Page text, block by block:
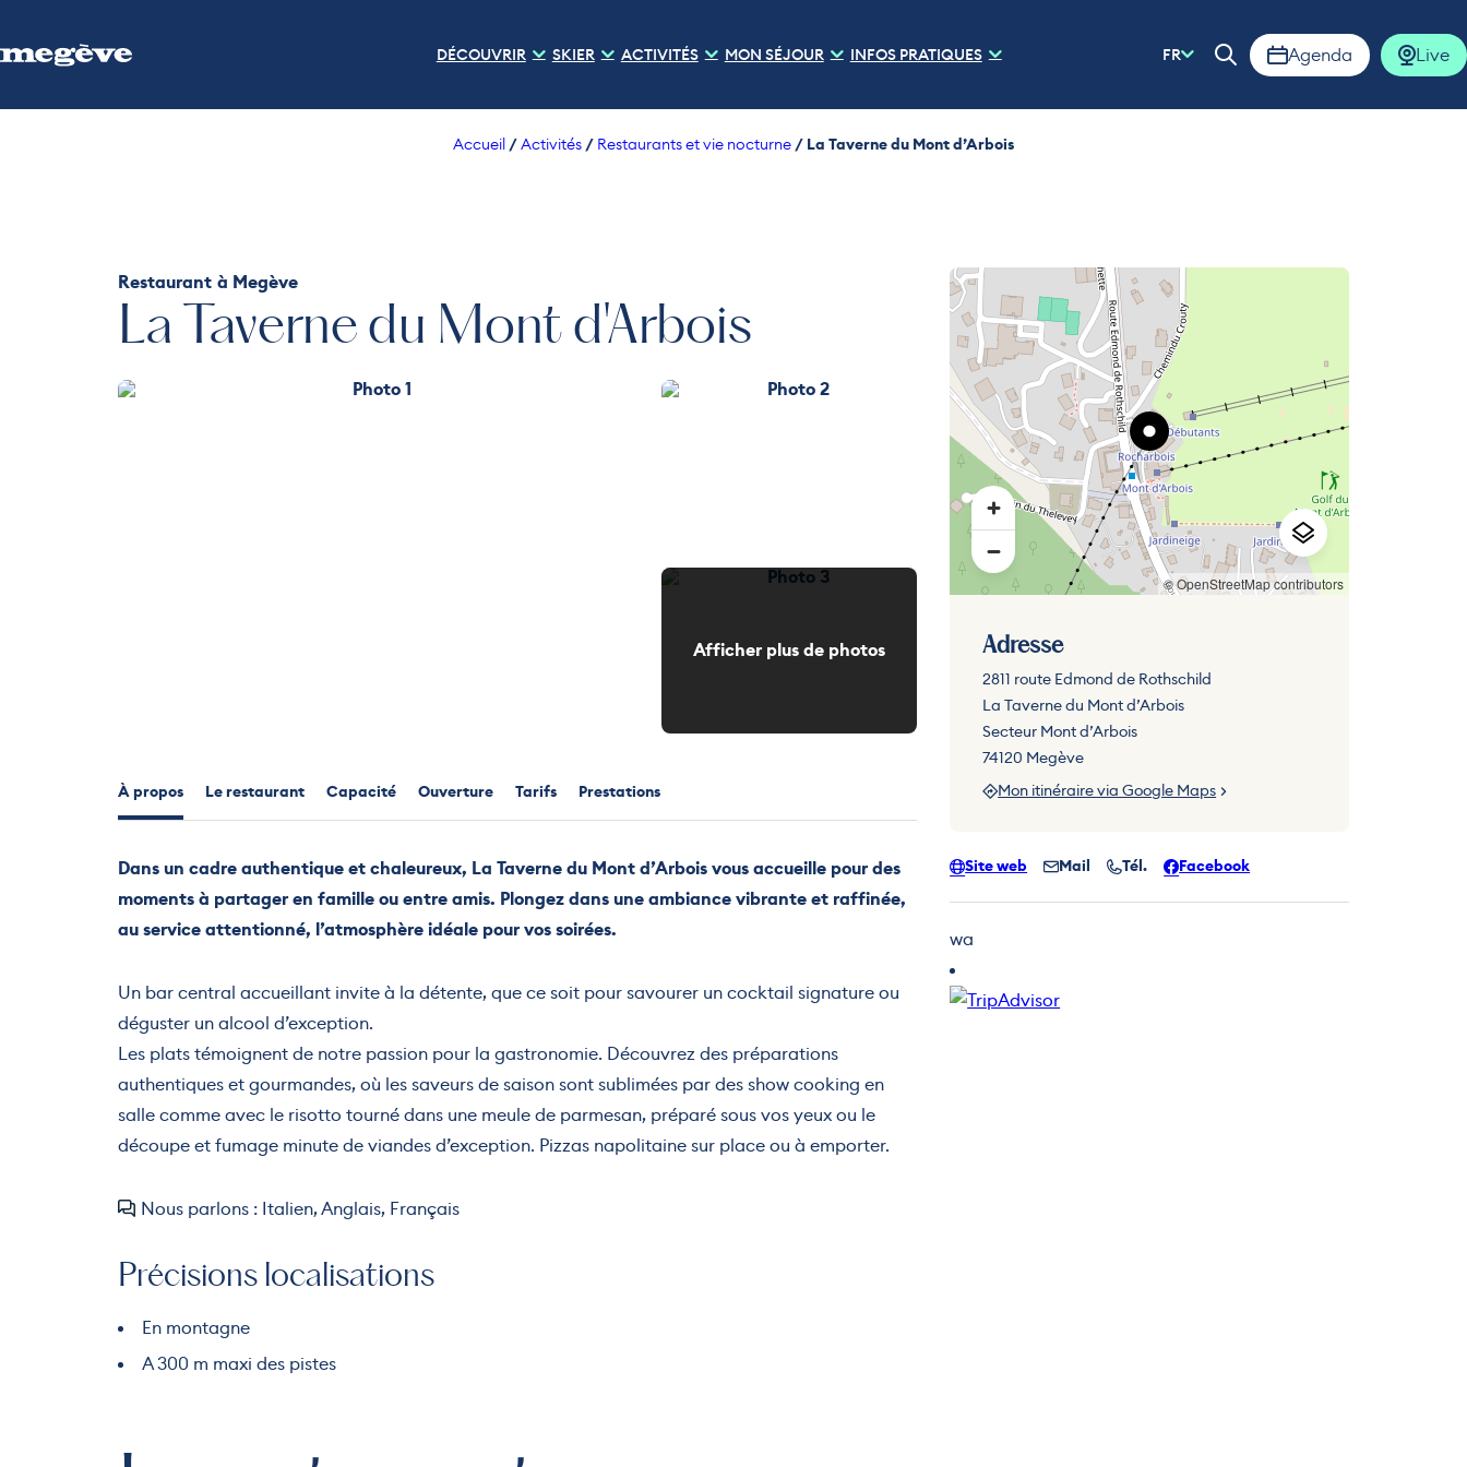
DÉCOUVRIR SKIER ACTIVITÉS MON SÉJOUR INFOS PRATIQUES FR
Ouvrir la barre de
Agenda Live
Accueil /Activités / Restaurants et vie nocturne / La Taverne du Mont d’Arbois
Restaurant à Megève
La Taverne du Mont d'Arbois
Photo 1 Photo 2
Afficher plus de photos
Photo 3
À propos Le restaurant Capacité Ouverture Tarifs Prestations
Dans un cadre authentique et chaleureux, La Taverne du Mont d’Arbois vous accueille pour des
moments à partager en famille ou entre amis. Plongez dans une ambiance vibrante et raffinée,
au service attentionné, l’atmosphère idéale pour vos soirées.
Un bar central accueillant invite à la détente, que ce soit pour savourer un cocktail signature ou
déguster un alcool d’exception.
Les plats témoignent de notre passion pour la gastronomie. Découvrez des préparations
authentiques et gourmandes, où les saveurs de saison sont sublimées par des show cooking en
salle comme avec le risotto tourné dans une meule de parmesan, préparé sous vos yeux ou le
découpe et fumage minute de viandes d’exception. Pizzas napolitaine sur place ou à emporter.
Nous parlons : Italien, Anglais, Français
Précisions localisations
En montagne
A 300 m maxi des pistes
© OpenStreetMap contributors
Adresse
2811 route Edmond de Rothschild
La Taverne du Mont d’Arbois
Secteur Mont d’Arbois
74120 Megève
Mon itinéraire via Google Maps
Site web Mail Tél. Facebook
wa